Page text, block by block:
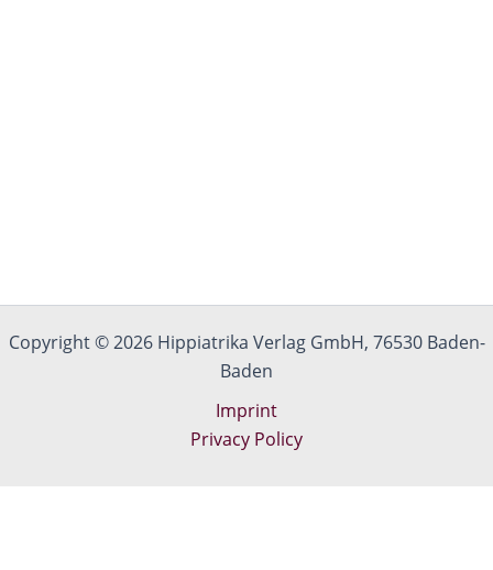
Copyright © 2026 Hippiatrika Verlag GmbH, 76530 Baden-
Baden
Imprint
Privacy Policy